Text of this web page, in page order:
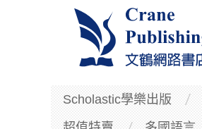
Scholastic學樂出版